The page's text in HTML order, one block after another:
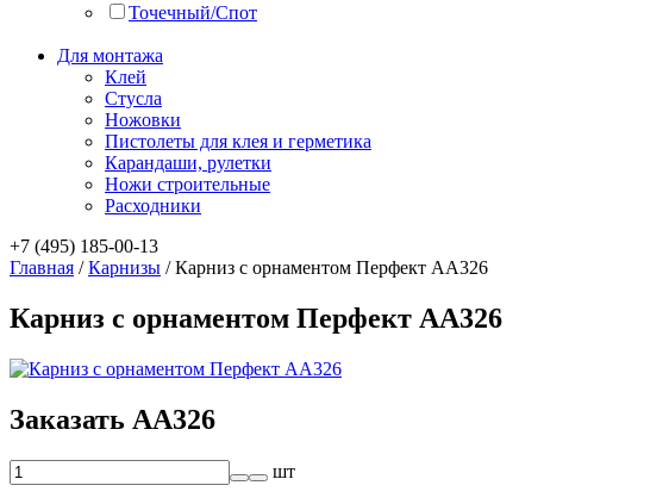
Точечный/Спот
Для монтажа
Клей
Стусла
Ножовки
Пистолеты для клея и герметика
Карандаши, рулетки
Ножи строительные
Расходники
+7 (495) 185-00-13
Главная /Карнизы /Карниз с орнаментом Перфект AA326
Карниз с орнаментом Перфект AA326
Заказать AA326
шт